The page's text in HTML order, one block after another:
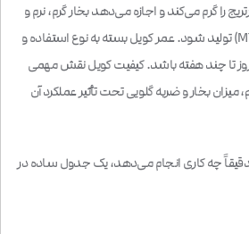
را گرم می‌کند و اجازه می‌دهد بخار گرم، نرم و
مناسب کام‌دهی سیگاری (MTL) تولید شود. عمر کویل بسته به نوع استفاده و
تا چند هفته باشد. کیفیت کویل نقش مهمی
میزان بخار و ضربه گلویی تحت تأثیر عملکرد آن
چه کاری انجام می‌دهد، یک جدول ساده در